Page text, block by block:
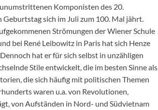
Komponisten des 20.
sich im Juli zum 100. Mal jährt.
Strömungen der Wiener Schule
bei René Leibowitz in Paris hat sich Henze
hat er für sich selbst in unzähligen
Stile entwickelt, die im besten Sinne als
die sich häufig mit politischen Themen
waren u.a. von Revolutionen,
von Aufständen in Nord- und Südvietnam